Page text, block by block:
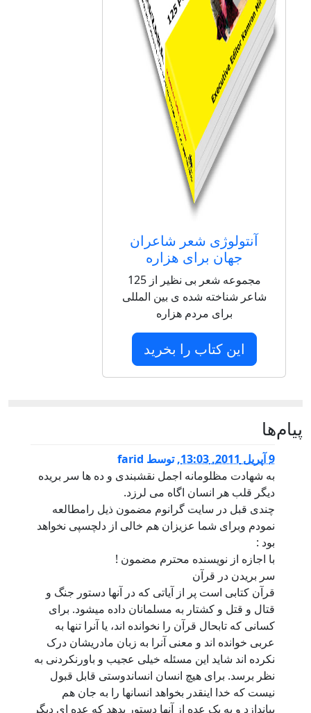
آنتولوژی شعر شاعران
جهان برای هزاره
مجموعه شعر بی نظیر از 125
شاعر شناخته شده ی بین المللی
برای مردم هزاره
این کتاب را بخرید
پيام‌ها
9 آپریل 2011, 13:03 ,توسط farid
به شهادت مظلومانه اجمل نقشبندی و ده ها سر بریده
دیگر قلب هر انسان اگاه می لرزد.
چندی قبل در سایت گرانوم مضمون ذیل رامطالعه
نمودم وبرای شما عزیزان هم خالی از دلچسپی نخواهد
بود :
با اجازه از نویسنده محترم مضمون !
سر بریدن در قرآن
قرآن کتابی است پر از آیاتی که در آنها دستور جنگ و
قتال و قتل و کشتار به مسلمانان داده میشود. برای
کسانی که تابحال قرآن را نخوانده اند، یا آنرا تنها به
عربی خوانده اند و معنی آنرا به زبان مادریشان درک
نکرده اند شاید این مسئله خیلی عجیب و باورنکردنی به
نظر برسد. برای هیچ انسان انساندوستی قابل قبول
نیست که خدا اینقدر بخواهد انسانها را به جان هم
بیاندازد و به یک عده از آنها دستور بدهد که عده ای دیگر